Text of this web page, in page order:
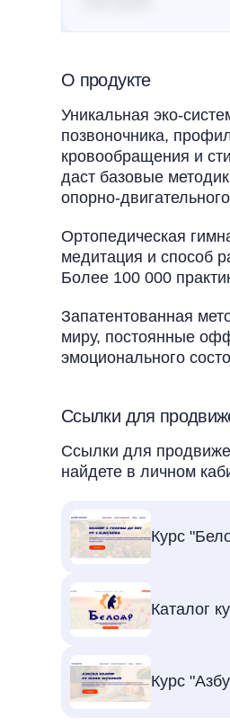
О продукте
Уникальная эко-
позвоночника,
кровообращения и
даст базовые
опорно-
Ортопедическая
медитация и способ
Более 100 000
Запатентованная
миру, постоянные
эмоционального
Ссылки для
Ссылки для
найдете в личном
Курс
Каталог
Курс